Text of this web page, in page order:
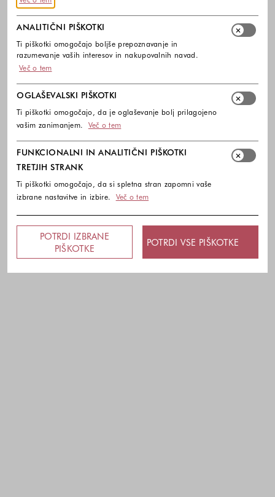
ANALITIČNI PIŠKOTKI
Ti piškotki omogočajo boljše prepoznavanje in
razumevanje vaših interesov in nakupovalnih navad.
Več o tem
OGLAŠEVALSKI PIŠKOTKI
Ti piškotki omogočajo, da je oglaševanje bolj prilagojeno
vašim zanimanjem.
Več o tem
FUNKCIONALNI IN ANALITIČNI PIŠKOTKI
TRETJIH STRANK
Ti piškotki omogočajo, da si spletna stran zapomni vaše
izbrane nastavitve in izbire.
Več o tem
POTRDI IZBRANE
PIŠKOTKE
POTRDI VSE PIŠKOTKE